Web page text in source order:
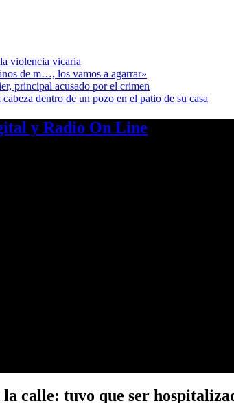
violencia vicaria
de m…, los vamos a agarrar»
principal acusado por el crimen
dentro de un pozo en el patio de su casa
y Radio On Line
calle: tuvo que ser